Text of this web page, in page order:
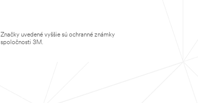
Značky uvedené vyššie sú ochranné známky
spoločnosti 3M.